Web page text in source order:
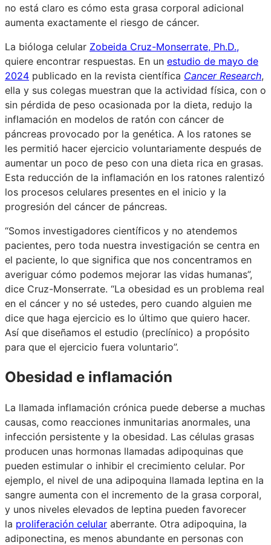
no está claro es cómo esta grasa corporal adicional
aumenta exactamente el riesgo de cáncer.
La bióloga celular Zobeida Cruz-Monserrate, Ph.D.,
quiere encontrar respuestas. En un estudio de mayo de
2024 publicado en la revista científica Cancer Research,
ella y sus colegas muestran que la actividad física, con o
sin pérdida de peso ocasionada por la dieta, redujo la
inflamación en modelos de ratón con cáncer de
páncreas provocado por la genética. A los ratones se
les permitió hacer ejercicio voluntariamente después de
aumentar un poco de peso con una dieta rica en grasas.
Esta reducción de la inflamación en los ratones ralentizó
los procesos celulares presentes en el inicio y la
progresión del cáncer de páncreas.
“Somos investigadores científicos y no atendemos
pacientes, pero toda nuestra investigación se centra en
el paciente, lo que significa que nos concentramos en
averiguar cómo podemos mejorar las vidas humanas”,
dice Cruz-Monserrate. “La obesidad es un problema real
en el cáncer y no sé ustedes, pero cuando alguien me
dice que haga ejercicio es lo último que quiero hacer.
Así que diseñamos el estudio (preclínico) a propósito
para que el ejercicio fuera voluntario”.
Obesidad e inflamación
La llamada inflamación crónica puede deberse a muchas
causas, como reacciones inmunitarias anormales, una
infección persistente y la obesidad. Las células grasas
producen unas hormonas llamadas adipoquinas que
pueden estimular o inhibir el crecimiento celular. Por
ejemplo, el nivel de una adipoquina llamada leptina en la
sangre aumenta con el incremento de la grasa corporal,
y unos niveles elevados de leptina pueden favorecer
la proliferación celular aberrante. Otra adipoquina, la
adiponectina, es menos abundante en personas con